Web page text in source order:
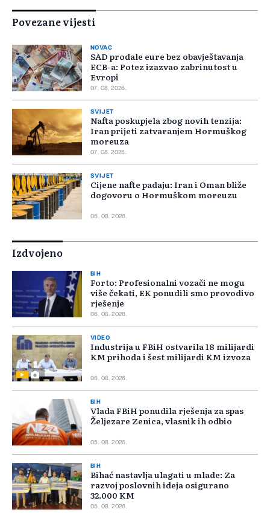
Povezane vijesti
NOVAC
SAD prodale eure bez obavještavanja
ECB-a: Potez izazvao zabrinutost u
Evropi
07. 08. 2026.
SVIJET
Nafta poskupjela zbog novih tenzija:
Iran prijeti zatvaranjem Hormuškog
moreuza
07. 08. 2026.
SVIJET
Cijene nafte padaju: Iran i Oman bliže
dogovoru o Hormuškom moreuzu
06. 08. 2026.
Izdvojeno
BIH
Forto: Profesionalni vozači ne mogu
više čekati, EK ponudili smo provodivo
rješenje
06. 08. 2026.
VIDEO
Industrija u FBiH ostvarila 18 milijardi
KM prihoda i šest milijardi KM izvoza
06. 08. 2026.
BIH
Vlada FBiH ponudila rješenja za spas
Željezare Zenica, vlasnik ih odbio
05. 08. 2026.
BIH
Bihać nastavlja ulagati u mlade: Za
razvoj poslovnih ideja osigurano
32.000 KM
05. 08. 2026.